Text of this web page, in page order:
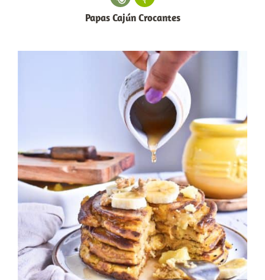
Papas Cajún Crocantes